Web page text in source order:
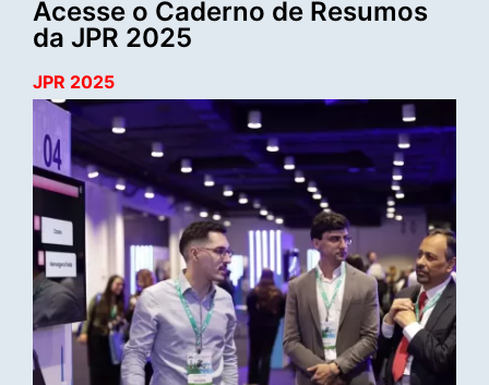
Acesse o Caderno de Resumos
da JPR 2025
JPR 2025